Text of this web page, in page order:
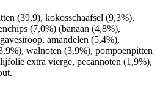
(39,9), kokosschaafsel (9,3%),
(7,0%) (banaan (4,8%),
amandelen (5,4%),
walnoten (3,9%), pompoenpitten
extra vierge, pecannoten (1,9%),